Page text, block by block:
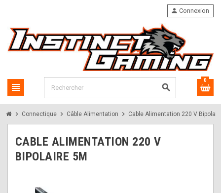
view_headline search
person Connexion
0
chevron_right Connectique chevron_right Câble Alimentation chevron_right Cable Alimentation 220 V
CABLE ALIMENTATION 220 V
BIPOLAIRE 5M